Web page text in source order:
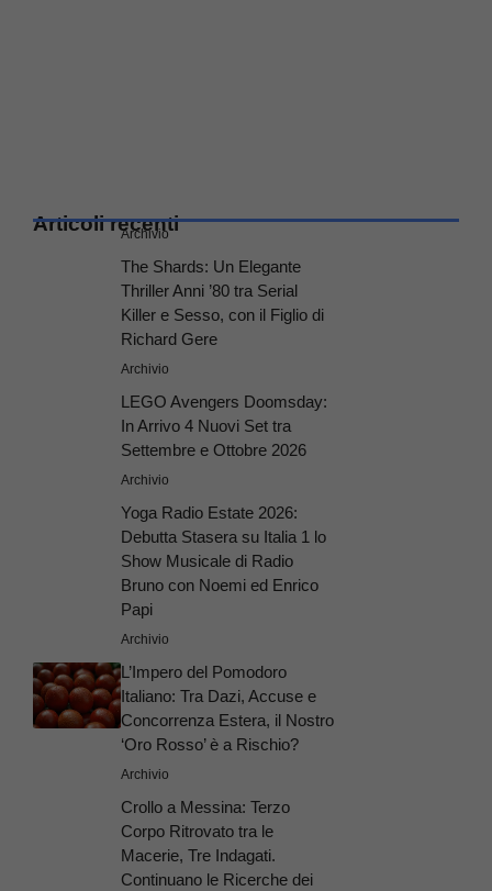
Articoli recenti
Archivio
The Shards: Un Elegante
Thriller Anni ’80 tra Serial
Killer e Sesso, con il Figlio di
Richard Gere
Archivio
LEGO Avengers Doomsday:
In Arrivo 4 Nuovi Set tra
Settembre e Ottobre 2026
Archivio
Yoga Radio Estate 2026:
Debutta Stasera su Italia 1 lo
Show Musicale di Radio
Bruno con Noemi ed Enrico
Papi
Archivio
L’Impero del Pomodoro
Italiano: Tra Dazi, Accuse e
Concorrenza Estera, il Nostro
‘Oro Rosso’ è a Rischio?
Archivio
Crollo a Messina: Terzo
Corpo Ritrovato tra le
Macerie, Tre Indagati.
Continuano le Ricerche dei